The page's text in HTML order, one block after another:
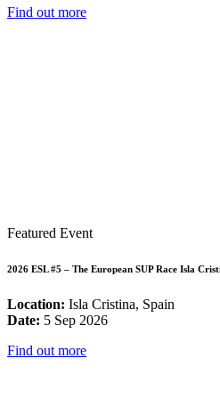
Find out more
Featured Event
2026 ESL #5 – The European SUP Race Isla
Location: Isla Cristina, Spain
Date: 5 Sep 2026
Find out more